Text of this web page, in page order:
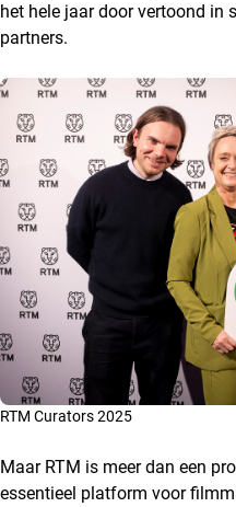
het hele jaar door vertoond in
partners.
RTM Curators 2025
Maar RTM is meer dan een
essentieel platform voor